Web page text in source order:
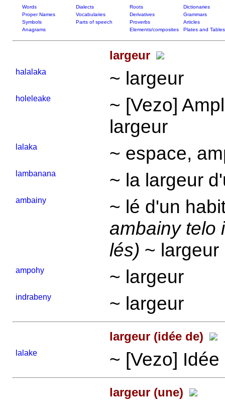
Words Dialects Roots
Dictionaries
Proper Names
Vocabularies Derivatives
Grammars
Symbols
Parts of speech Proverbs
Articles
Anagrams
Elements/composites Plates and Tables
largeur
halalaka ~ largeur
holeleake
~ [Vezo]
largeur
lalaka ~ espace,
lambanana ~ la largeur
ambainy
~ lé d'un
ambainy telo
lés) ~ largeur
ampohy ~ largeur
indrabeny ~ largeur
largeur (idée de)
lalake ~ [Vezo]
largeur (une)